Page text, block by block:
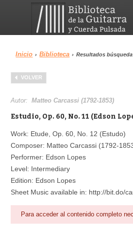
Menu
Biblioteca
Área personal
Inicio › Biblioteca › Resultados búsqueda
VOLVER
Autor:Matteo Carcassi (1792-1853)
Estudio, Op. 60, No. 11 (Edson
Work: Etude, Op. 60, No. 12 (Estudo)
Composer: Matteo Carcassi (1792-
Performer: Edson Lopes
Level: Intermediary
Edition: Edson Lopes
Sheet Music available in: http://bit.do/
Para acceder al contenido completo